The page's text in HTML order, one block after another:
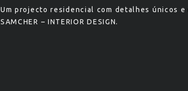
Um projecto residencial com detalhes únicos
SAMCHER – INTERIOR DESIGN.